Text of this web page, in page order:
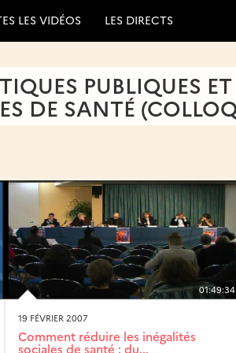
LES VIDÉOS LES DIRECTS
PUBLIQUES
DE SANTÉ
01:49:34
19 FÉVRIER 2007
Comment réduire les inégalités
sociales de santé : du...